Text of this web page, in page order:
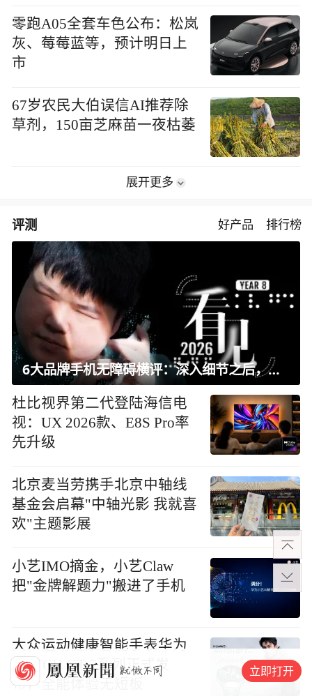
零跑A05全套车色公布：松岚
灰、莓莓蓝等，预计明日上
市
67岁农民大伯误信AI推荐除
草剂，150亩芝麻苗一夜枯萎
展开更多
评测 好产品 排行榜
6大品牌手机无障碍横评：深入细节之后，似乎只有苹果能挺住？｜ 看见2026
杜比视界第二代登陆海信电
视：UX 2026款、E8S Pro率
先升级
北京麦当劳携手北京中轴线
基金会启幕"中轴光影 我就喜
欢"主题影展
小艺IMO摘金，小艺Claw
把"金牌解题力"搬进了手机
大众运动健康智能手表华为
WATCH GT 7系列正式发
布，全能体验无短板
立即打开